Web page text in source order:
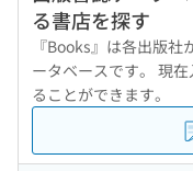
る書店を探す
『Books』は各出版
ータベースです。 現
ることができます。